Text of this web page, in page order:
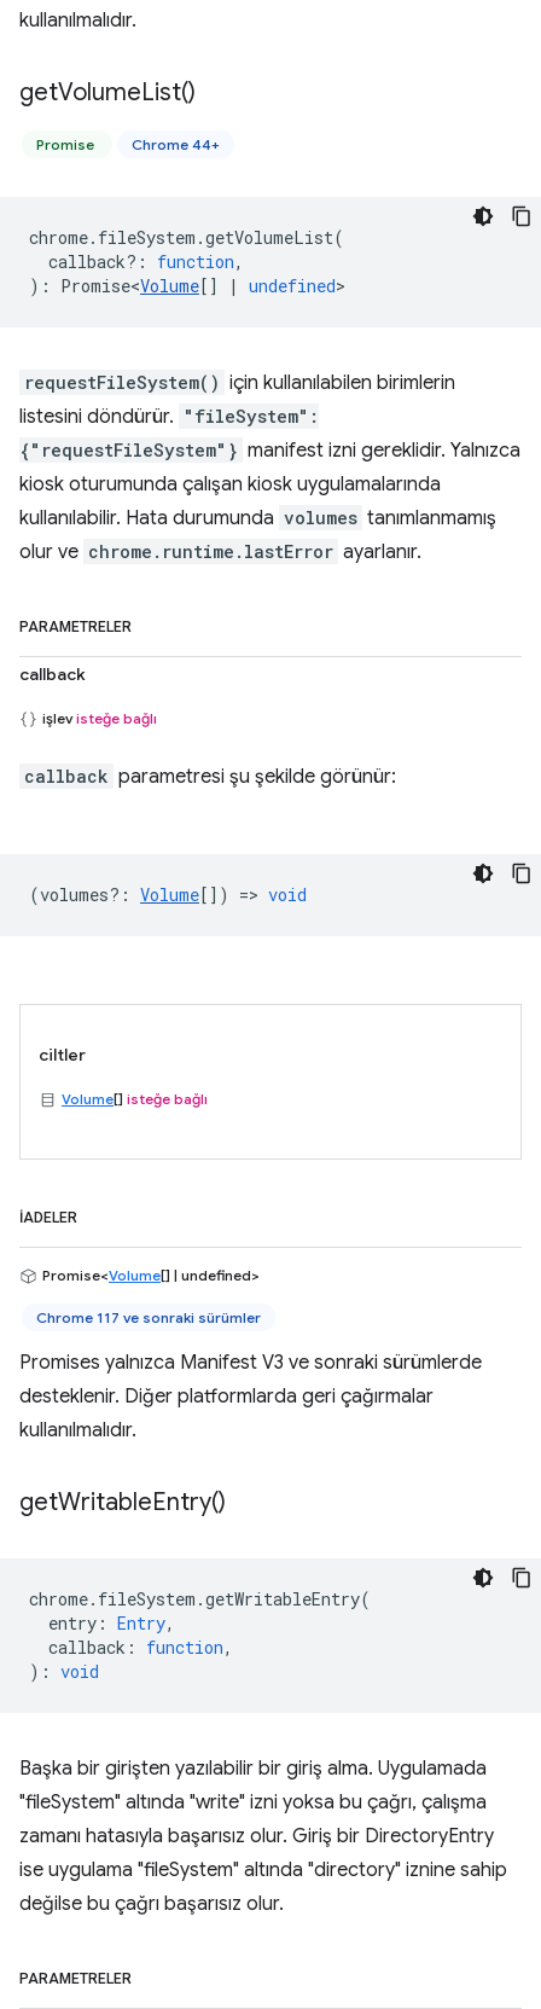
kullanılmalıdır.
getVolumeList()
Promise Chrome 44+
chrome. fileSystem .getVolumeList(
callback? : function,
) : Promise<Volume[] | undefined>
requestFileSystem() için kullanılabilen birimlerin
listesini döndürür. "fileSystem":
{"requestFileSystem"} manifest izni gereklidir. Yalnızca
kiosk oturumunda çalışan kiosk uygulamalarında
kullanılabilir. Hata durumunda volumes tanımlanmamış
olur ve chrome.runtime.lastError ayarlanır.
PARAMETRELER
callback
işlevisteğe bağlı
callback parametresi şu şekilde görünür:
(volumes? : Volume[]) => void
ciltler
Volume[] isteğe bağlı
İADELER
Promise<Volume[] | undefined>
Chrome 117 ve sonraki sürümler
Promises yalnızca Manifest V3 ve sonraki sürümlerde
desteklenir. Diğer platformlarda geri çağırmalar
kullanılmalıdır.
getWritableEntry()
chrome. fileSystem .getWritableEntry(
entry : Entry,
callback : function,
) : void
Başka bir girişten yazılabilir bir giriş alma. Uygulamada
"fileSystem" altında "write" izni yoksa bu çağrı, çalışma
zamanı hatasıyla başarısız olur. Giriş bir DirectoryEntry
ise uygulama "fileSystem" altında "directory" iznine sahip
değilse bu çağrı başarısız olur.
PARAMETRELER